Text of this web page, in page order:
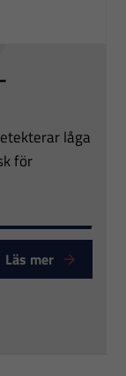
låga
för
Läs mer